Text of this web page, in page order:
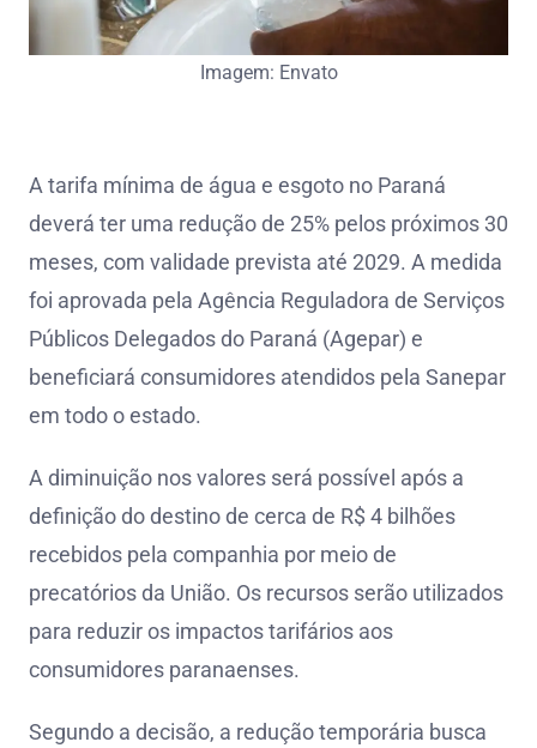
Imagem: Envato
A tarifa mínima de água e esgoto no Paraná
deverá ter uma redução de 25% pelos próximos 30
meses, com validade prevista até 2029. A medida
foi aprovada pela Agência Reguladora de Serviços
Públicos Delegados do Paraná (Agepar) e
beneficiará consumidores atendidos pela Sanepar
em todo o estado.
A diminuição nos valores será possível após a
definição do destino de cerca de R$ 4 bilhões
recebidos pela companhia por meio de
precatórios da União. Os recursos serão utilizados
para reduzir os impactos tarifários aos
consumidores paranaenses.
Segundo a decisão, a redução temporária busca